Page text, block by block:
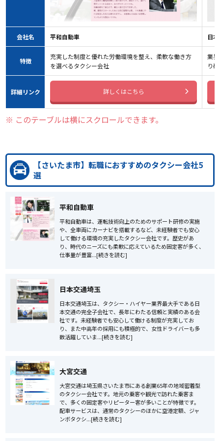
会社名 平和自動車 日
特徴
充実した制度と優れた労働環境を整え、柔軟な働き方
を選べるタクシー会社
業
り
詳細リンク 詳しくはこちら
【さいたま市】転職におすすめのタクシー会社5
選
平和自動車
平和自動車は、運転技術向上のためのサポート研修の実施
や、全車両にカーナビを搭載するなど、未経験者でも安心
して働ける環境の充実したタクシー会社です。歴史があ
り、時代のニーズにも柔軟に応えているため固定客が多く、
仕事量が豊富...[続きを読む]
日本交通埼玉
日本交通埼玉は、タクシー・ハイヤー業界最大手である日
本交通の完全子会社で、長年にわたる信頼と実績のある会
社です。未経験者でも安心して働ける制度が充実してお
り、また中高年の採用にも積極的で、女性ドライバーも多
数活躍していま...[続きを読む]
大宮交通
大宮交通は埼玉県さいたま市にある創業65年の地域密着型
のタクシー会社です。地元の乗客や観光で訪れた乗客ま
で、多くの固定客やリピーター客が多いことが特徴です。
配車サービスは、通常のタクシーのほかに空港定額、ジャ
ンボタクシ...[続きを読む]